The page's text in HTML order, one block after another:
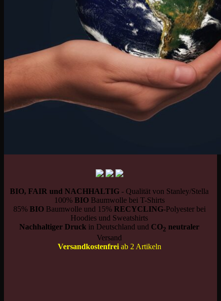
BIO, FAIR und NACHHALTIG - Qualität von Stanley/Stella
100% BIOBaumwolle bei T-Shirts
85% BIOBaumwolle und 15% RECYCLING-Polyester bei
Hoodies und Sweatshirts
Nachhaltiger Druck in Deutschland und CO2 neutraler
Versand
Versandkostenfreiab 2 Artikeln